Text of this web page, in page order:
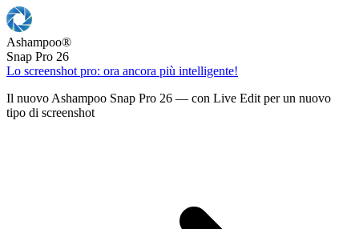
Ashampoo®
Snap Pro 26
Lo screenshot pro: ora ancora più intelligente!
Il nuovo Ashampoo Snap Pro 26 — con Live Edit per un nuovo
tipo di screenshot